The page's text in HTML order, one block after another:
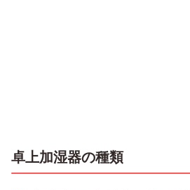
卓上加湿器の種類